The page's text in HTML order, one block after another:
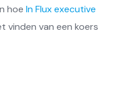
hoe In Flux executive
vinden van een koers